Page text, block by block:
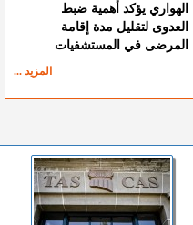
الهواري يؤكد أهمية ضبط
العدوى لتقليل مدة إقامة
المرضى في المستشفيات
المزيد ...